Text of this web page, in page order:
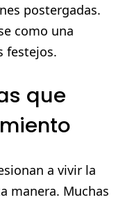
postergadas.
como una
festejos.
que
a vivir la
manera. Muchas